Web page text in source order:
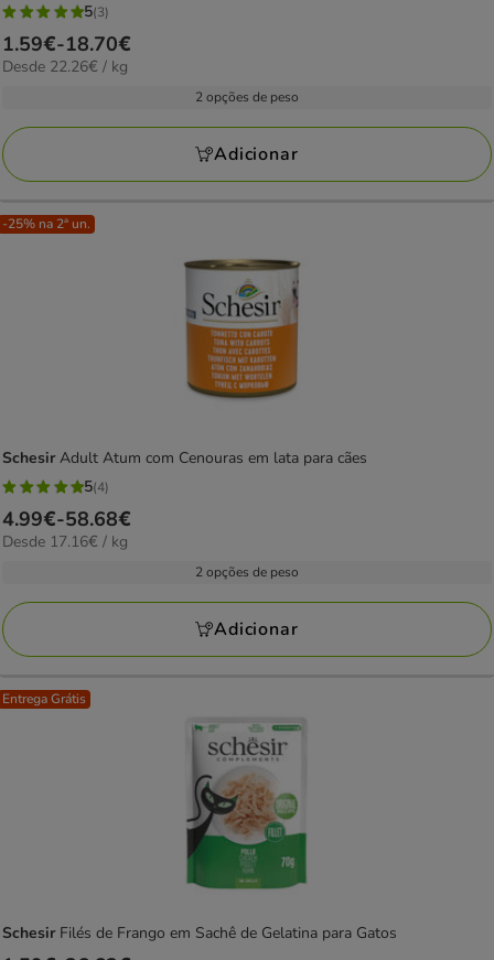
5
estrelas
com
avaliações
5(3)
Preço
de
18.70€
1.59€-18.70€
22.26€
Desde 22.26€ / kg
2 opções de peso
Adicionar
-25% na 2ª un.
SchesirAdult Atum com Cenouras em lata para cães
5
estrelas
com
avaliações
5(4)
Preço
de
58.68€
4.99€-58.68€
17.16€
Desde 17.16€ / kg
2 opções de peso
Adicionar
Entrega Grátis
Schesir Filés de Frango em Sachê de Gelatina para Gatos